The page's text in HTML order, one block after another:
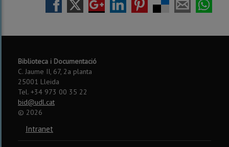
Biblioteca i Documentació
C. Jaume II, 67, 2a planta
25001 Lleida
Tel. +34 973 00 35 22
bid@udl.cat
© 2026
Intranet